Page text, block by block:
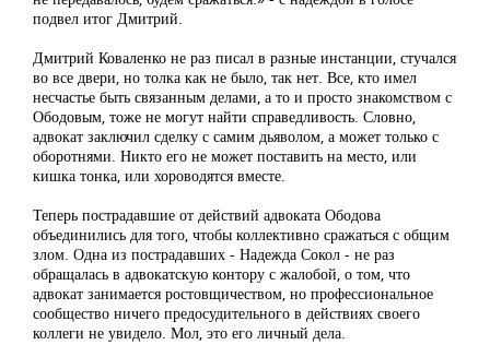
подвел итог Дмитрий.
Дмитрий Коваленко не раз писал в разные инстанции, стучался
во все двери, но толка как не было, так нет. Все, кто имел
несчастье быть связанным делами, а то и просто знакомством с
Ободовым, тоже не могут найти справедливость. Словно,
адвокат заключил сделку с самим дьяволом, а может только с
оборотнями. Никто его не может поставить на место, или
кишка тонка, или хороводятся вместе.
Теперь пострадавшие от действий адвоката Ободова
объединились для того, чтобы коллективно сражаться с общим
злом. Одна из пострадавших - Надежда Сокол - не раз
обращалась в адвокатскую контору с жалобой, о том, что
адвокат занимается ростовщичеством, но профессиональное
сообщество ничего предосудительного в действиях своего
коллеги не увидело. Мол, это его личный дела.